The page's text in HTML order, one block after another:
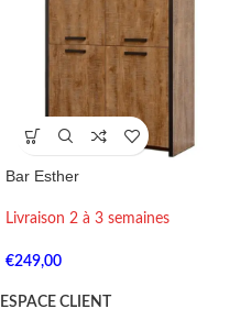
Bar Esther
Livraison 2 à 3 semaines
€249,00
ESPACE CLIENT